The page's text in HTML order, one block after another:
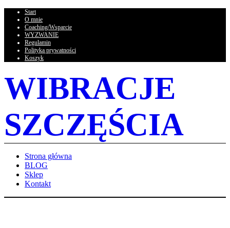
Start
O mnie
Coaching/Wsparcie
WYZWANIE
Regulamin
Polityka prywatności
Koszyk
WIBRACJE
SZCZĘŚCIA
Strona główna
BLOG
Sklep
Kontakt